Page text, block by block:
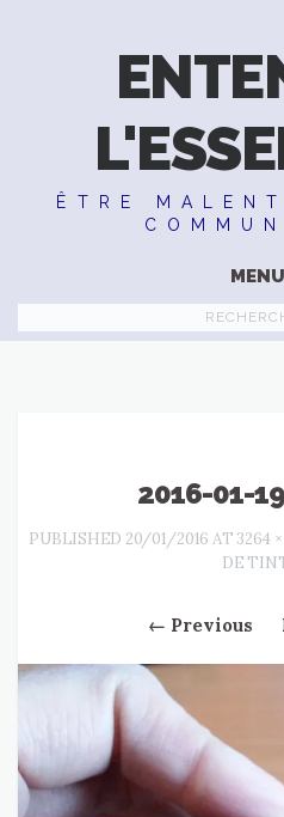
ÊTRE
MENU
2016-01-
PUBLISHED 20/01/2016 AT 3264
DE
← Previous